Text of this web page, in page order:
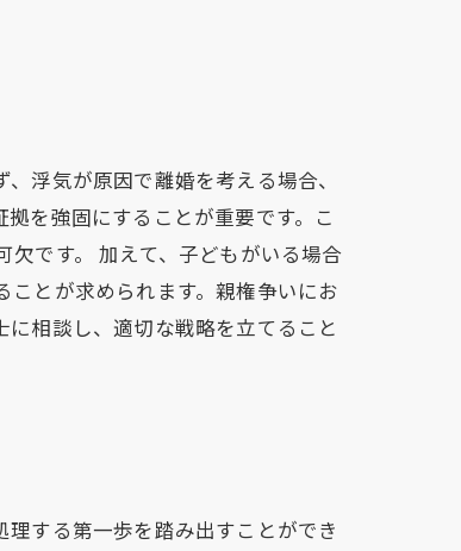
浮気が原因で離婚を考える場合、
を強固にすることが重要です。こ
です。 加えて、子どもがいる場合
とが求められます。親権争いにお
相談し、適切な戦略を立てること
する第一歩を踏み出すことができ